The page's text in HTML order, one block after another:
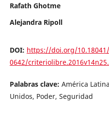
Rafath Ghotme
Alejandra Ripoll
DOI: https://doi.org/
0642/
Palabras clave: América
Unidos, Poder, Seguridad